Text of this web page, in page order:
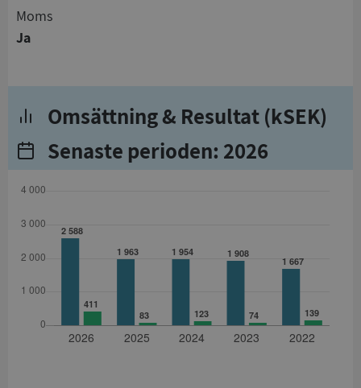
Moms
Ja
Omsättning & Resultat (kSEK)
Senaste perioden: 2026